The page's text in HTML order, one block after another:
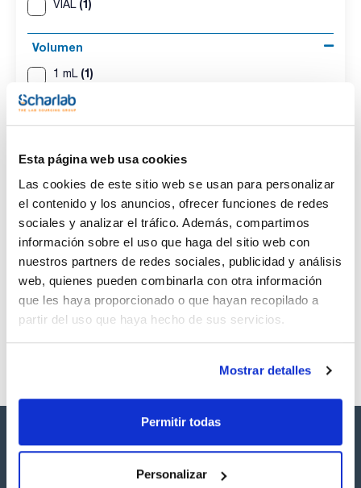
Esta página web usa cookies
Las cookies de este sitio web se usan para personalizar
el contenido y los anuncios, ofrecer funciones de redes
sociales y analizar el tráfico. Además, compartimos
información sobre el uso que haga del sitio web con
nuestros partners de redes sociales, publicidad y análisis
web, quienes pueden combinarla con otra información
que les haya proporcionado o que hayan recopilado a
partir del uso que haya hecho de sus servicios.
Mostrar detalles
Permitir todas
Personalizar
VIAL (1)
Volumen
1 mL (1)
Envase
VIAL
Volumen
1 mL
CAS
[124-07-2]
Referencia
SB44901000
x1ml
Comprar
Disponibilidad
Ver stock